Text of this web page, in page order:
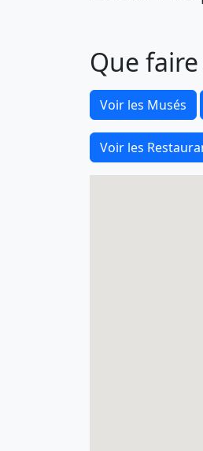
Que faire
Voir les Musés
Voir les